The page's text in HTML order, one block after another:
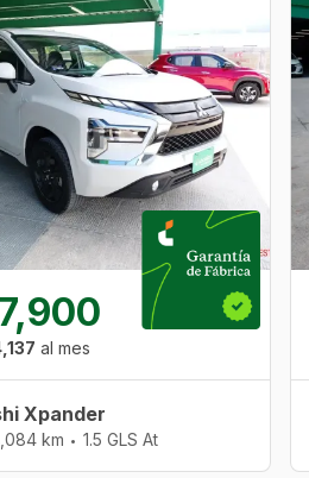
al mes
Xpander
km • 1.5 GLS At